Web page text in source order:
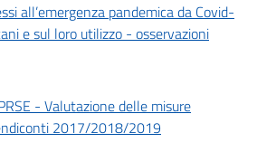
all’emergenza pandemica da Covid-
e sul loro utilizzo - osservazioni
- Valutazione delle misure
2017/2018/2019